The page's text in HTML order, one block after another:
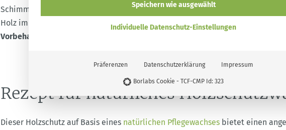
Schimmelpilze und Insekten zerstören die Holzstruktur nach und nach, vor
Holz im Außenbereich immer wieder feucht wird, sodass die Stabilität
Vorbehandlung gegen Pilz- und Schädlingsbefall
Rezept für natürliches
Dieser Holzschutz auf Basis eines natürlichen Pflegewachses bietet einen
Speichern wie ausgewählt
Individuelle Datenschutz-Einstellungen
Präferenzen Datenschutzerklärung Impressum
Borlabs Cookie - TCF-CMP Id: 323